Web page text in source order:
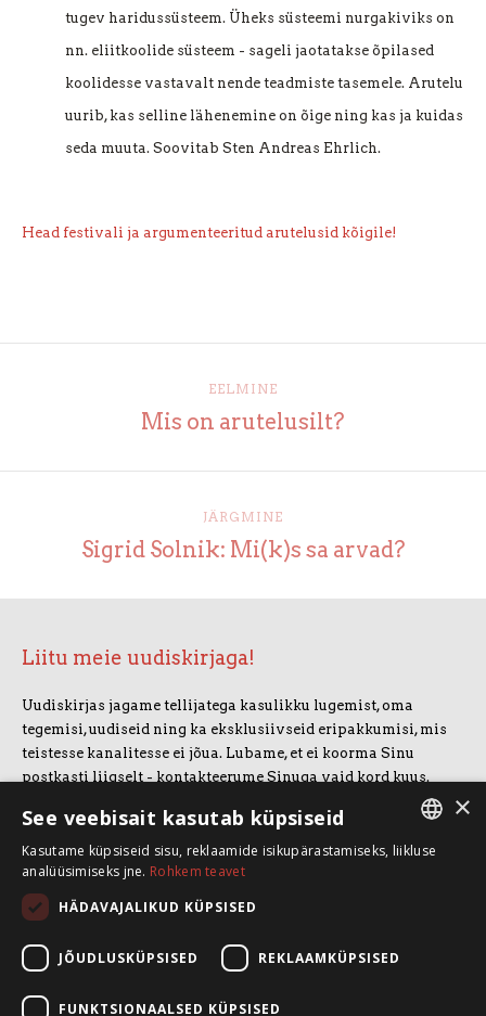
tugev haridussüsteem. Üheks süsteemi nurgakiviks on
nn. eliitkoolide süsteem - sageli jaotatakse õpilased
koolidesse vastavalt nende teadmiste tasemele. Arutelu
uurib, kas selline lähenemine on õige ning kas ja kuidas
seda muuta. Soovitab Sten Andreas Ehrlich.
Head festivali ja argumenteeritud arutelusid kõigile!
EELMINE
Mis on arutelusilt?
JÄRGMINE
Sigrid Solnik: Mi(k)s sa arvad?
Liitu meie uudiskirjaga!
Uudiskirjas jagame tellijatega kasulikku lugemist, oma
tegemisi, uudiseid ning ka eksklusiivseid eripakkumisi, mis
teistesse kanalitesse ei jõua. Lubame, et ei koorma Sinu
postkasti liigselt - kontakteerume Sinuga vaid kord kuus.
LIITUN UUDISKIRJAGA
Koolitusruum ja kontor: Telliskivi 60/A3, 10412 Tallinn
+372 5388 4854
info@speaksmart.ee
×
See veebisait kasutab küpsiseid
Kasutame küpsiseid sisu, reklaamide isikupärastamiseks, liikluse
analüüsimiseks jne. Rohkem teavet
HÄDAVAJALIKUD KÜPSISED
JÕUDLUSKÜPSISED REKLAAMKÜPSISED
FUNKTSIONAALSED KÜPSISED